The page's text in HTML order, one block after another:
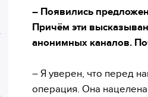
– Появились
Причём эти
анонимных каналов.
– Я уверен, что перед
операция. Она